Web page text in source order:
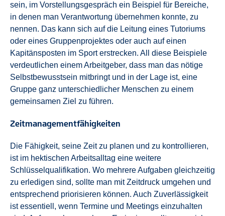
sein, im Vorstellungsgespräch ein Beispiel für Bereiche,
in denen man Verantwortung übernehmen konnte, zu
nennen. Das kann sich auf die Leitung eines Tutoriums
oder eines Gruppenprojektes oder auch auf einen
Kapitänsposten im Sport erstrecken. All diese Beispiele
verdeutlichen einem Arbeitgeber, dass man das nötige
Selbstbewusstsein mitbringt und in der Lage ist, eine
Gruppe ganz unterschiedlicher Menschen zu einem
gemeinsamen Ziel zu führen.
Zeitmanagementfähigkeiten
Die Fähigkeit, seine Zeit zu planen und zu kontrollieren,
ist im hektischen Arbeitsalltag eine weitere
Schlüsselqualifikation. Wo mehrere Aufgaben gleichzeitig
zu erledigen sind, sollte man mit Zeitdruck umgehen und
entsprechend priorisieren können. Auch Zuverlässigkeit
ist essentiell, wenn Termine und Meetings einzuhalten